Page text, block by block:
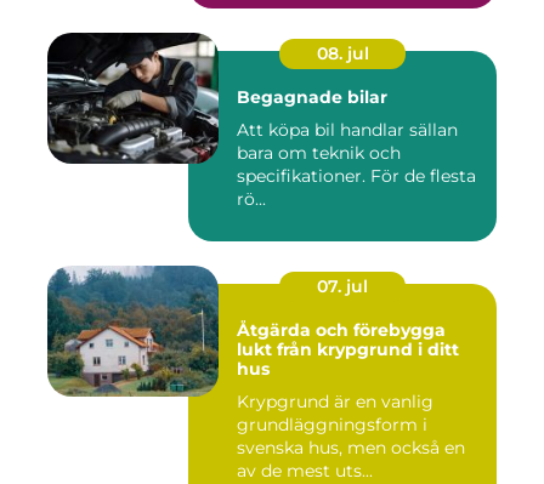
08. jul
Begagnade bilar
Att köpa bil handlar sällan
bara om teknik och
specifikationer. För de flesta
rö...
07. jul
Åtgärda och förebygga
lukt från krypgrund i ditt
hus
Krypgrund är en vanlig
grundläggningsform i
svenska hus, men också en
av de mest uts...